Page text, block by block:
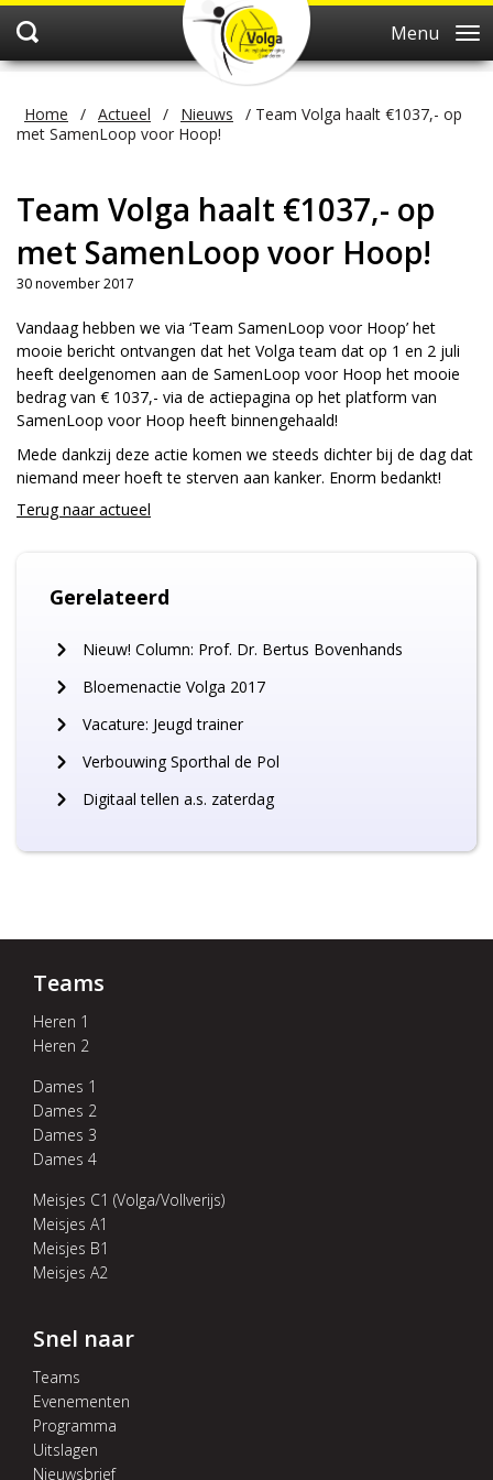
Menu
Home / Actueel / Nieuws / Team Volga haalt €1037,- op
met SamenLoop voor Hoop!
Team Volga haalt €1037,- op
met SamenLoop voor Hoop!
30 november 2017
Vandaag hebben we via ‘Team SamenLoop voor Hoop’ het
mooie bericht ontvangen dat het Volga team dat op 1 en 2 juli
heeft deelgenomen aan de SamenLoop voor Hoop het mooie
bedrag van € 1037,- via de actiepagina op het platform van
SamenLoop voor Hoop heeft binnengehaald!
Mede dankzij deze actie komen we steeds dichter bij de dag dat
niemand meer hoeft te sterven aan kanker. Enorm bedankt!
Terug naaractueel
Gerelateerd
Nieuw! Column: Prof. Dr. Bertus Bovenhands
Bloemenactie Volga 2017
Vacature: Jeugd trainer
Verbouwing Sporthal de Pol
Digitaal tellen a.s. zaterdag
Teams
Heren 1
Heren 2
Dames 1
Dames 2
Dames 3
Dames 4
Meisjes C1 (Volga/Vollverijs)
Meisjes A1
Meisjes B1
Meisjes A2
Snel naar
Teams
Evenementen
Programma
Uitslagen
Nieuwsbrief